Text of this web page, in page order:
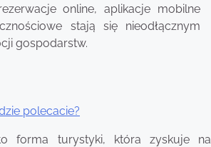
online, aplikacje mobilne
stają się nieodłącznym
gospodarstw.
polecacie?
forma turystyki, która zyskuje na